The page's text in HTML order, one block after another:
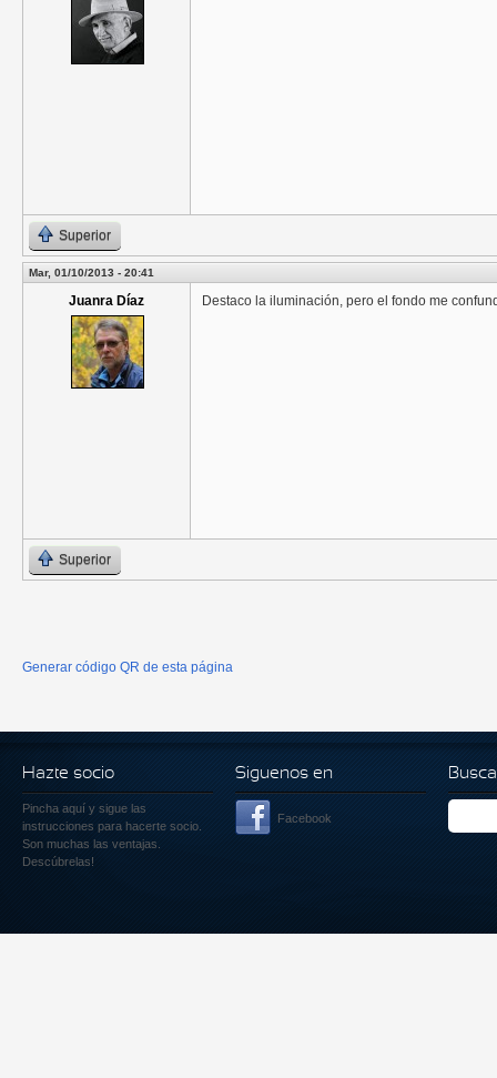
Superior
Mar, 01/10/2013 - 20:41
Juanra Díaz Destaco la iluminación, pero el fondo me
Superior
Generar código QR de esta página
Hazte socio
Pincha aquí y sigue las
instrucciones para hacerte socio.
Son muchas las ventajas.
Descúbrelas!
Siguenos en
Facebook